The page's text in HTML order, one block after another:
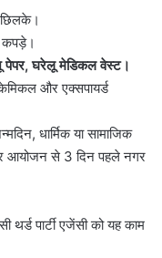
कपड़े।
पेपर, घरेलू मेडिकल वेस्ट।
केमिकल और एक्सपायर्ड
धार्मिक या सामाजिक
आयोजन से 3 दिन पहले नगर
थर्ड पार्टी एजेंसी को यह काम